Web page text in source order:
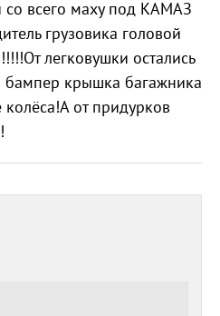
со всего маху под КАМАЗ
грузовика головой
легковушки остались
бампер крышка багажника
от придурков